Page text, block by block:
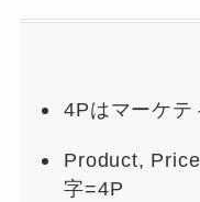
4Pはマーケテ
Product,
字=4P